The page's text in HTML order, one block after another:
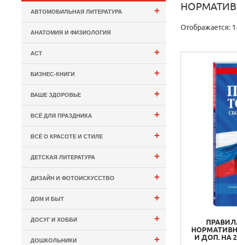
Отображается:
И ДОП. НА
+
АВТОМОБИЛЬНАЯ ЛИТЕРАТУРА
АНАТОМИЯ И ФИЗИОЛОГИЯ
+
АСТ
+
БИЗНЕС-КНИГИ
+
ВАШЕ ЗДОРОВЬЕ
+
ВСЁ ДЛЯ ПРАЗДНИКА
+
ВСЁ О КРАСОТЕ И СТИЛЕ
+
ДЕТСКАЯ ЛИТЕРАТУРА
+
ДИЗАЙН И ФОТОИСКУССТВО
+
ДОМ И БЫТ
+
ДОСУГ И ХОББИ
+
ДОШКОЛЬНИКИ